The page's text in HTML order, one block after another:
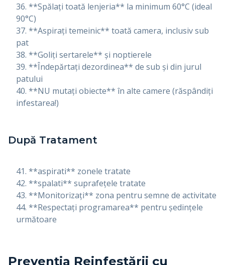
**Spălați toată lenjeria** la minimum 60°C (ideal
90°C)
**Aspirați temeinic** toată camera, inclusiv sub
pat
**Goliți sertarele** și noptierele
**Îndepărtați dezordinea** de sub și din jurul
patului
**NU mutați obiecte** în alte camere (răspândiți
infestarea!)
După Tratament
**aspirati** zonele tratate
**spalati** suprafețele tratate
**Monitorizați** zona pentru semne de activitate
**Respectați programarea** pentru ședințele
următoare
Prevenția Reinfestării cu